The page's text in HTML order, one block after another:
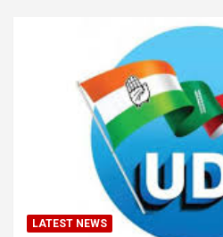
LATEST NEWS